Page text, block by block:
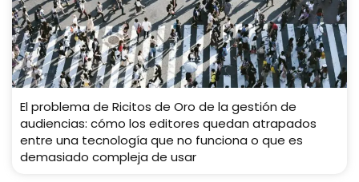
El problema de Ricitos de Oro de la gestión de
audiencias: cómo los editores quedan atrapados
entre una tecnología que no funciona o que es
demasiado compleja de usar